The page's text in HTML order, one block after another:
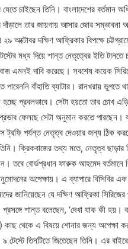
চাইছেন তিনি। বাংলাদেশের বর্তমান
তার জায়গায় আসার জোর সম্ভাবনা
অক্টোবর দক্ষিণ আফ্রিকার বিপক্ষে
মধ্য দিয়ে শান্ত নেতৃত্বের ইতি
এমনই দাবি করেছে। সবশেষ কয়েক
পারেননি বাঁহাতি ব্যাটার। রানখরায়
হচ্ছে প্রবলভাবে। সেটা হয়তো তার চোখ
প্রভাব ফেলছে সেটা অনুমান করতে পারছেন।
ট্রফি পর্যন্ত নেতৃত্ব দেওয়ার জন্য ঠিক
ক্রিকবাজের তথ্য মতে, নেতৃত্ব ছাড়ার
তবে বোর্ডপ্রধান ফারুক আহমেদ বর্তমানে
অপেক্ষায়। এ ব্যাপারে বিসিবির এক
জানিয়েছেন যে দক্ষিণ আফ্রিকা সিরিজের
প্রসঙ্গে শান্ত বলেছেন, ‘দেখা যাক কী
কাছ থেকে এ বিষয়ে শোনার জন্য অপেক্ষা
তিনটিতে জিতেছেন তিনি। এর